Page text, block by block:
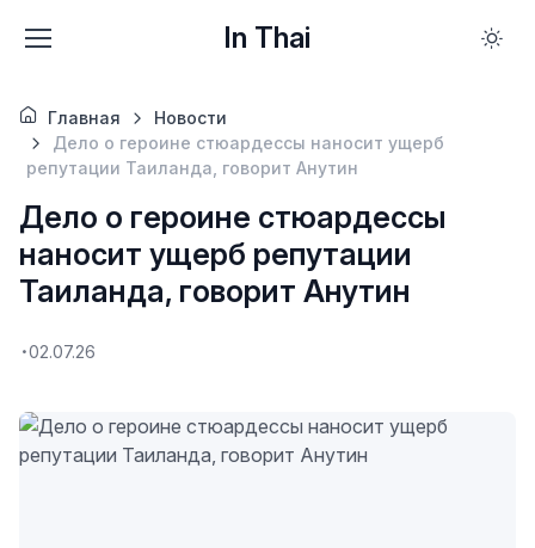
In Thai
Главная
Новости
Дело о героине стюардессы наносит ущерб
репутации Таиланда, говорит Анутин
Дело о героине стюардессы
наносит ущерб репутации
Таиланда, говорит Анутин
02.07.26